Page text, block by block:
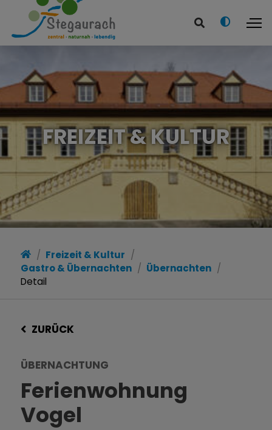
FREIZEIT & KULTUR
Freizeit & Kultur
Gastro & Übernachten
Übernachten
Detail
ZURÜCK
ÜBERNACHTUNG
Ferienwohnung
Vogel